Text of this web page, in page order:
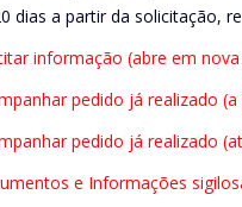
dias a partir da solicitação,
informação (abre em
pedido já realizado
pedido já realizado
e Informações